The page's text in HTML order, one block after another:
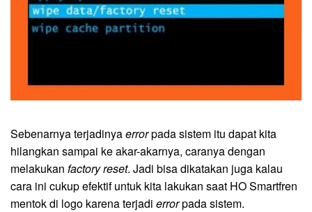
Sebenarnya terjadinyaerrorpada sistem itu dapat kita
hilangkan sampai ke akar-akarnya, caranya dengan
melakukan factoryreset. Jadi bisa dikatakan juga kalau
cara ini cukup efektif untuk kita lakukan saat HO Smartfren
mentok di logo karena terjadi errorpada sistem.